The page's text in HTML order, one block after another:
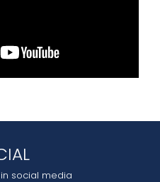
social media